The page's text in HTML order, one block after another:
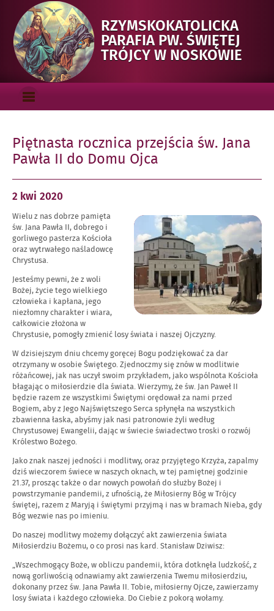
RZYMSKOKATOLICKA
PARAFIA PW. ŚWIĘTEJ
TRÓJCY W NOSKOWIE
ŚW.
Menu_gorne
OTWÓRZ
MENU
Piętnasta rocznica przejścia św. Jana
Pawła II do Domu Ojca
Opublikowano
dniu
2 kwi 2020
Powiększ
obraz
Wielu z nas dobrze pamięta
św. Jana Pawła II, dobrego i
gorliwego pasterza Kościoła
oraz wytrwałego naśladowcę
Chrystusa.
Jesteśmy pewni, że z woli
Bożej, życie tego wielkiego
człowieka i kapłana, jego
niezłomny charakter i wiara,
całkowicie złożona w
Chrystusie, pomogły zmienić losy świata i naszej Ojczyzny.
W dzisiejszym dniu chcemy goręcej Bogu podziękować za dar
otrzymany w osobie Świętego. Zjednoczmy się znów w modlitwie
różańcowej, jak nas uczył swoim przykładem, jako wspólnota Kościoła
błagając o miłosierdzie dla świata. Wierzymy, że św. Jan Paweł II
będzie razem ze wszystkimi Świętymi orędował za nami przed
Bogiem, aby z Jego Najświętszego Serca spłynęła na wszystkich
zbawienna łaska, abyśmy jak nasi patronowie żyli według
Chrystusowej Ewangelii, dając w świecie świadectwo troski o rozwój
Królestwo Bożego.
Jako znak naszej jedności i modlitwy, oraz przyjętego Krzyża, zapalmy
dziś wieczorem świece w naszych oknach, w tej pamiętnej godzinie
21.37, prosząc także o dar nowych powołań do służby Bożej i
powstrzymanie pandemii, z ufnością, że Miłosierny Bóg w Trójcy
świętej, razem z Maryją i świętymi przyjmą i nas w bramach Nieba, gdy
Bóg wezwie nas po imieniu.
Do naszej modlitwy możemy dołączyć akt zawierzenia świata
Miłosierdziu Bożemu, o co prosi nas kard. Stanisław Dziwisz:
„Wszechmogący Boże, w obliczu pandemii, która dotknęła ludzkość, z
nową gorliwością odnawiamy akt zawierzenia Twemu miłosierdziu,
dokonany przez św. Jana Pawła II. Tobie, miłosierny Ojcze, zawierzamy
losy świata i każdego człowieka. Do Ciebie z pokorą wołamy.